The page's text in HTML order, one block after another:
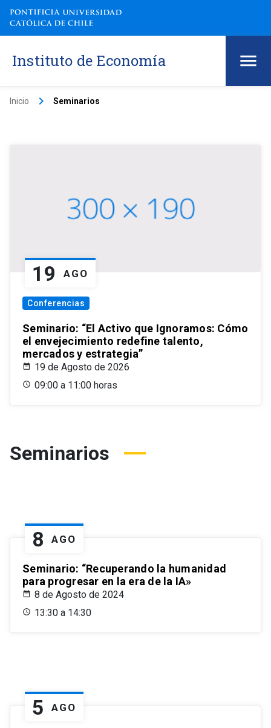
Instituto de Economía
Inicio keyboard_arrow_right Seminarios
19 AGO
Conferencias
Seminario: “El Activo que Ignoramos: Cómo
el envejecimiento redefine talento,
mercados y estrategia”
19 de Agosto de 2026
09:00 a 11:00 horas
Seminarios
8 AGO
Seminario: “Recuperando la humanidad
para progresar en la era de la IA»
8 de Agosto de 2024
13:30 a 14:30
5 AGO